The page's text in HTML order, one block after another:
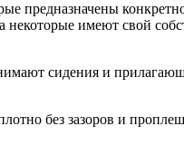
предназначены
некоторые имеют свой
сидения и
без зазоров и